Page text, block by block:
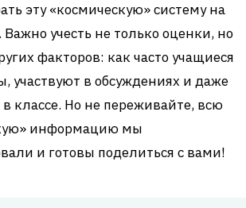
эту «космическую» систему на
учесть не только оценки, но
факторов: как часто учащиеся
участвуют в обсуждениях и даже
в классе. Но не переживайте, всю
информацию мы
и готовы поделиться с вами!